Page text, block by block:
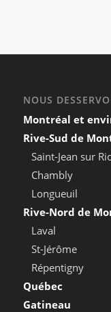
NOUS
Montréal et
Rive-Sud de
Saint-Jean sur
Chambly
Longueuil
Rive-Nord de
Laval
St-Jérôme
Répentigny
Québec
Gatineau